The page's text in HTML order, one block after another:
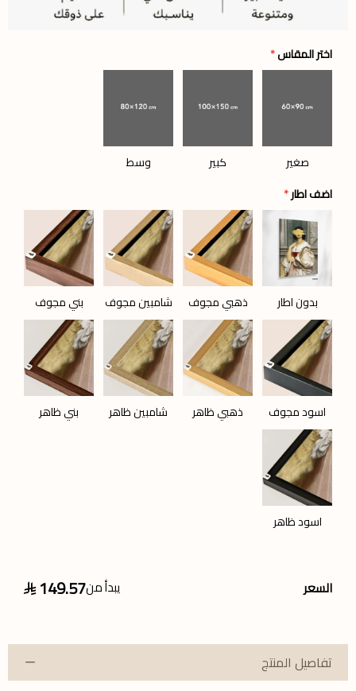
اختر المقاس*
صغير كبير
وسط
اضف اطار*
بدون اطار ذهبي مجوف شامبين مجوف بني مجوف
اسود مجوف ذهبي ظاهر شامبين ظاهر بني ظاهر
اسود ظاهر
السعر يبدأ من149.57
تفاصيل المنتج